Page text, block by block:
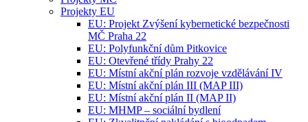
Projekty EU
EU: Projekt Zvýšení kybernetické bezpečnosti
MČ Praha 22
EU: Polyfunkční dům Pitkovice
EU: Otevřené třídy Prahy 22
EU: Místní akční plán rozvoje vzdělávání IV
EU: Místní akční plán III (MAP III)
EU: Místní akční plán II (MAP II)
EU: MHMP – sociální bydlení